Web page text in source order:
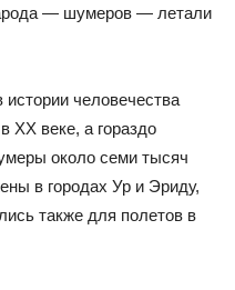
— шумеров — летали
человечества
XX веке, а гораздо
около семи тысяч
в городах Ур и Эриду,
также для полетов в